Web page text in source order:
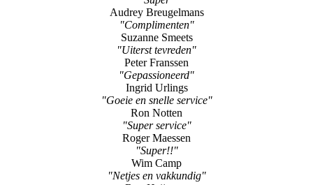
Melissa Vergoossen
"Dikke 10"
Heinz
"Super"
Audrey Breugelmans
"Complimenten"
Suzanne Smeets
"Uiterst tevreden"
Peter Franssen
"Gepassioneerd"
Ingrid Urlings
"Goeie en snelle service"
Ron Notten
"Super service"
Roger Maessen